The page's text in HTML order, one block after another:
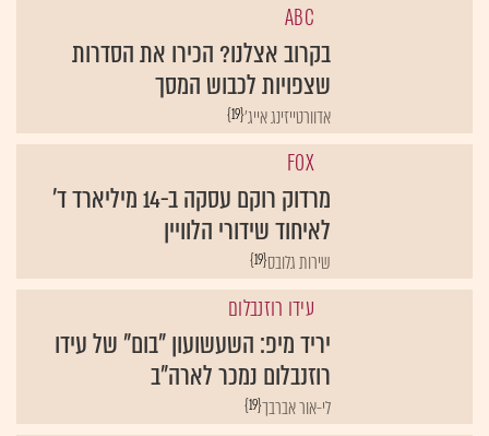
ABC
בקרוב אצלנו? הכירו את הסדרות
שצפויות לכבוש המסך
{19}אדוורטייזינג אייג'
FOX
מרדוק רוקם עסקה ב-14 מיליארד ד'
לאיחוד שידורי הלוויין
{19}שירות גלובס
עידו רוזנבלום
יריד מיפ: השעשועון "בום" של עידו
רוזנבלום נמכר לארה"ב
{19}לי-אור אברבך